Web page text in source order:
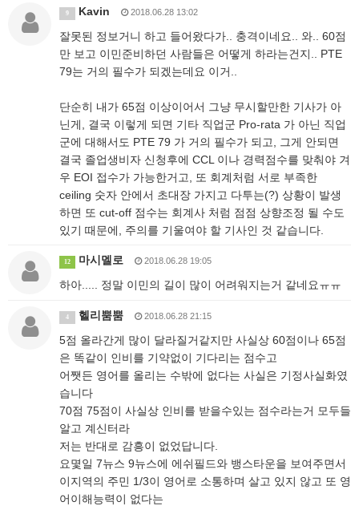
9 Kavin 2018.06.28 13:02
잘못된 정보거니 하고 들어왔다가.. 충격이네요.. 와.. 60점
만 보고 이민준비하던 사람들은 어떻게 하라는건지.. PTE
79는 거의 필수가 되겠는데요 이거..
단순히 내가 65점 이상이어서 그냥 무시할만한 기사가 아
닌게, 결국 이렇게 되면 기타 직업군 Pro-rata 가 아닌 직업
군에 대해서도 PTE 79 가 거의 필수가 되고, 그게 안되면
결국 졸업생비자 신청후에 CCL 이나 경력점수를 맞춰야 겨
우 EOI 접수가 가능한거고, 또 회계처럼 서로 부족한
ceiling 숫자 안에서 초대장 가지고 다투는(?) 상황이 발생
하면 또 cut-off 점수는 회계사 처럼 점점 상향조정 될 수도
있기 때문에, 주의를 기울여야 할 기사인 것 같습니다.
12 마시멜로 2018.06.28 19:05
하아..... 정말 이민의 길이 많이 어려워지는거 같네요ㅠㅠ
4 헬리뿜뿜 2018.06.28 21:15
5점 올라간게 많이 달라질거같지만 사실상 60점이나 65점
은 똑같이 인비를 기약없이 기다리는 점수고
어쨋든 영어를 올리는 수밖에 없다는 사실은 기정사실화였
습니다
70점 75점이 사실상 인비를 받을수있는 점수라는거 모두들
알고 계신터라
저는 반대로 감흥이 없었답니다.
요몇일 7뉴스 9뉴스에 에쉬필드와 뱅스타운을 보여주면서
이지역의 주민 1/3이 영어로 소통하며 살고 있지 않고 또 영
어이해능력이 없다는